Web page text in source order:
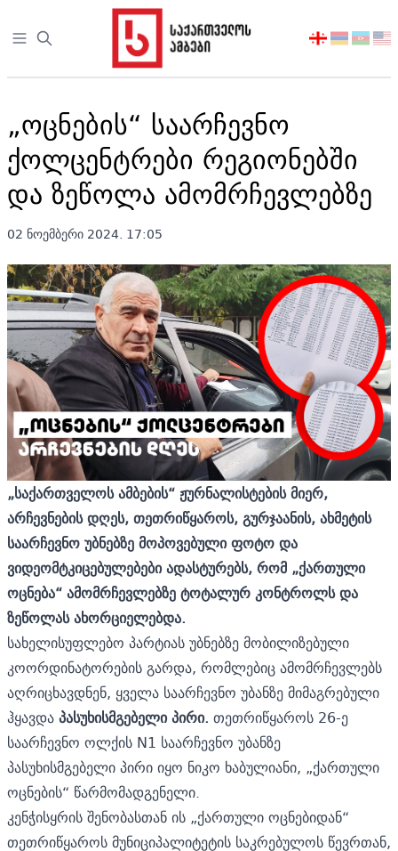
Open sidebar
აირჩიეთ
„ოცნების“ საარჩევნო
ქოლცენტრები რეგიონებში
და ზეწოლა ამომრჩევლებზე
02 ნოემბერი 2024. 17:05
„საქართველოს ამბების“ ჟურნალისტების მიერ,
არჩევნების დღეს, თეთრიწყაროს, გურჯაანის, ახმეტის
საარჩევნო უბნებზე მოპოვებული ფოტო და
ვიდეომტკიცებულებები ადასტურებს, რომ „ქართული
ოცნება“ ამომრჩევლებზე ტოტალურ კონტროლს და
ზეწოლას ახორციელებდა.
სახელისუფლებო პარტიას უბნებზე მობილიზებული
კოორდინატორების გარდა, რომლებიც ამომრჩევლებს
აღრიცხავდნენ, ყველა საარჩევნო უბანზე მიმაგრებული
ჰყავდაპასუხისმგებელი პირი. თეთრიწყაროს 26-ე
საარჩევნო ოლქის N1 საარჩევნო უბანზე
პასუხისმგებელი პირი იყო ნიკო ხაბულიანი, „ქართული
ოცნების“ წარმომადგენელი.
კენჭისყრის შენობასთან ის „ქართული ოცნებიდან“
თეთრიწყაროს მუნიციპალიტეტის საკრებულოს წევრთან,